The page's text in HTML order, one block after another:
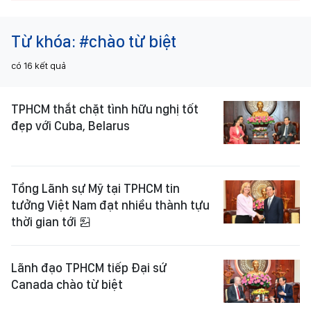
Từ khóa: #chào từ biệt
có 16 kết quả
TPHCM thắt chặt tình hữu nghị tốt
đẹp với Cuba, Belarus
Tổng Lãnh sự Mỹ tại TPHCM tin
tưởng Việt Nam đạt nhiều thành tựu
thời gian tới
Lãnh đạo TPHCM tiếp Đại sứ
Canada chào từ biệt